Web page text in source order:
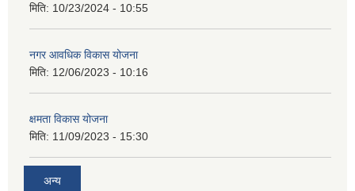
मिति: 10/23/2024 - 10:55
नगर आवधिक विकास योजना
मिति: 12/06/2023 - 10:16
क्षमता विकास योजना
मिति: 11/09/2023 - 15:30
अन्य